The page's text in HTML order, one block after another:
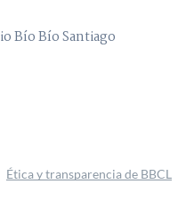
Bío Bío Santiago
Ética y transparencia de BBCL